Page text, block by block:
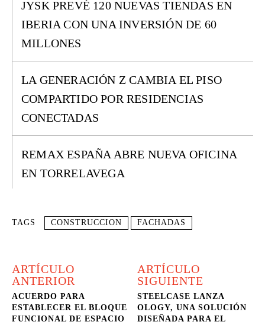
JYSK PREVÉ 120 NUEVAS TIENDAS EN
IBERIA CON UNA INVERSIÓN DE 60
MILLONES
LA GENERACIÓN Z CAMBIA EL PISO
COMPARTIDO POR RESIDENCIAS
CONECTADAS
REMAX ESPAÑA ABRE NUEVA OFICINA
EN TORRELAVEGA
TAGS CONSTRUCCION FACHADAS
ARTÍCULO
ANTERIOR
ACUERDO PARA
ESTABLECER EL BLOQUE
FUNCIONAL DE ESPACIO
ARTÍCULO
SIGUIENTE
STEELCASE LANZA
OLOGY, UNA SOLUCIÓN
DISEÑADA PARA EL